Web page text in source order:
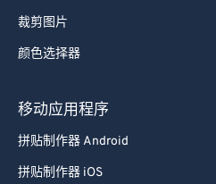
裁剪图片
颜色选择器
移动应用程序
拼贴制作器 Android
拼贴制作器 iOS